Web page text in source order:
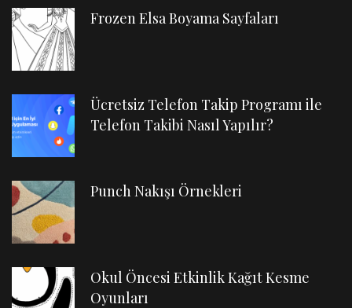
Frozen Elsa Boyama Sayfaları
Ücretsiz Telefon Takip Programı ile
Telefon Takibi Nasıl Yapılır?
Punch Nakışı Örnekleri
Okul Öncesi Etkinlik Kağıt Kesme
Oyunları